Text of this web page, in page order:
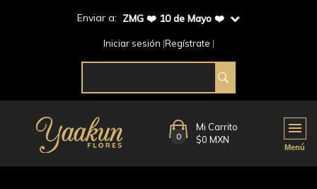
Enviar a: ZMG ❤️ 10 de Mayo ❤️
Iniciar sesión Regístrate
0
Mi Carrito
$0 MXN